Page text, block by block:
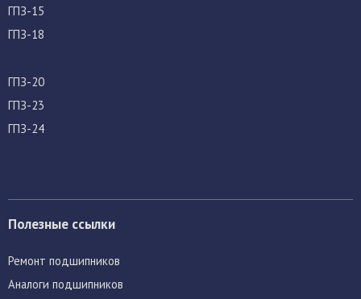
ГПЗ-15
ГПЗ-18
ГПЗ-20
ГПЗ-23
ГПЗ-24
Полезные ссылки
Ремонт подшипников
Аналоги подшипников